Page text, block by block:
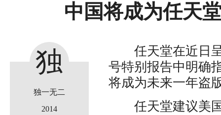
独
一
独一无二
2014
中国将成为任天
任天堂在近日呈
号特别报告中明确
将成为未来一年盗
任天堂建议美国